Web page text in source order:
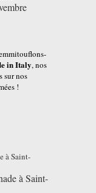
in Italy, nos
sur nos
!
à Saint-